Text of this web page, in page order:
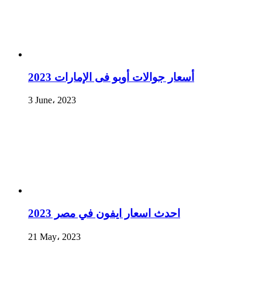
أسعار جوالات أوبو فى الإمارات 2023
3 June، 2023
احدث اسعار ايفون في مصر 2023
21 May، 2023